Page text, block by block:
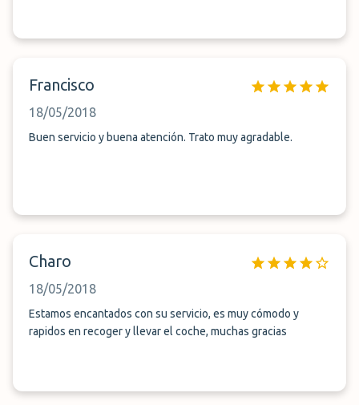
Francisco
18/05/2018
Buen servicio y buena atención. Trato muy agradable.
Charo
18/05/2018
Estamos encantados con su servicio, es muy cómodo y
rapidos en recoger y llevar el coche, muchas gracias